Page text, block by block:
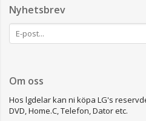
Nyhetsbrev
Om oss
Hos lgdelar kan ni köpa LG's
DVD, Home.C, Telefon, Dator etc.